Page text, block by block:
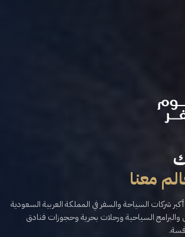
معنا
شركات السياحة والسفر في المملكة العربية السعودية
السياحية ورحلات بحرية وحجوزات فنادق